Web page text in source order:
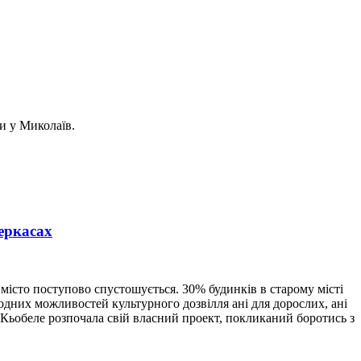
у Миколаїв.
поступово спустошується. 30% будинків в старому місті
можливостей культурного дозвілля ані для дорослих, ані
розпочала свій власний проект, покликаний боротись з